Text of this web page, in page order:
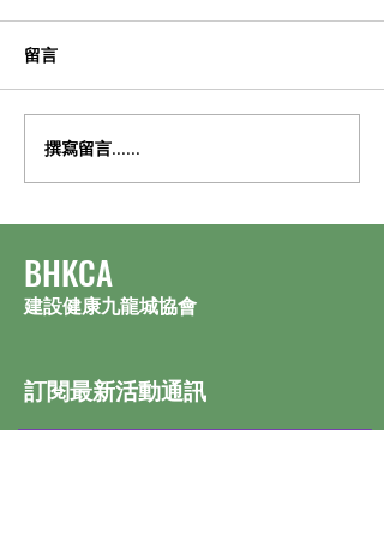
留言
撰寫留言......
​BHKCA
建設健康九龍城協會
訂閱最新活動通訊